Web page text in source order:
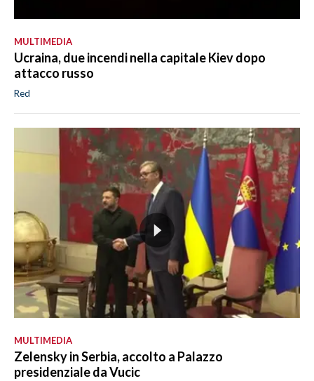
MULTIMEDIA
Ucraina, due incendi nella capitale Kiev dopo
attacco russo
Red
MULTIMEDIA
Zelensky in Serbia, accolto a Palazzo
presidenziale da Vucic